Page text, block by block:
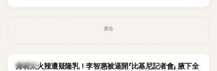
廣告
K-POP
身材太火辣遭疑隆乳！李智惠被逼開「比基尼記者會」 腋下全